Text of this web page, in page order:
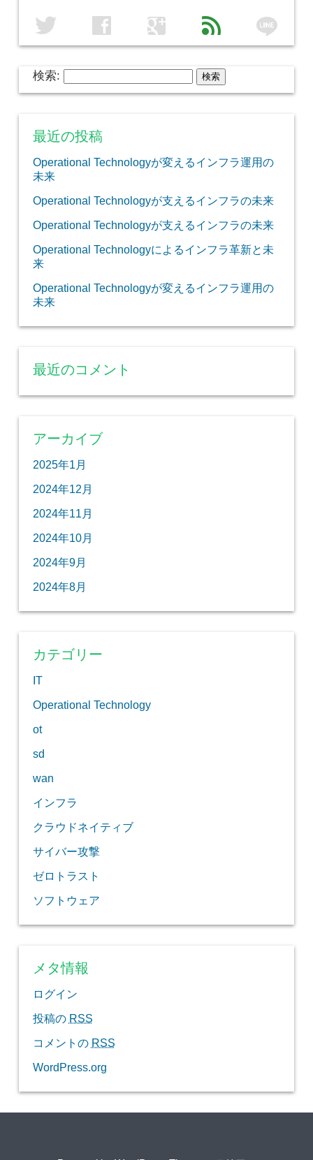
twitter facebook google feed line
検索:
最近の投稿
Operational Technologyが変えるインフラ運用の
未来
Operational Technologyが支えるインフラの未来
Operational Technologyが支えるインフラの未来
Operational Technologyによるインフラ革新と未
来
Operational Technologyが変えるインフラ運用の
未来
最近のコメント
アーカイブ
2025年1月
2024年12月
2024年11月
2024年10月
2024年9月
2024年8月
カテゴリー
IT
Operational Technology
ot
sd
wan
インフラ
クラウドネイティブ
サイバー攻撃
ゼロトラスト
ソフトウェア
メタ情報
ログイン
投稿の RSS
コメントの RSS
WordPress.org